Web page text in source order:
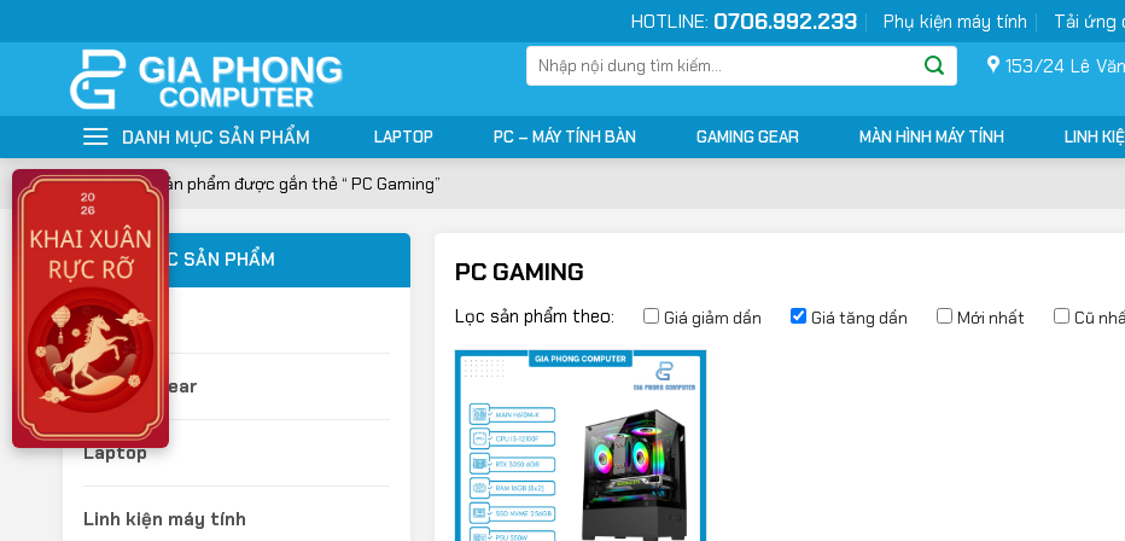
qua
HOTLINE: 0706.992.233 Phụ kiện máy tính Tải ứng
Tìm
kiếm:
153/24 Lê
DANH MỤC SẢN PHẨM LAPTOP PC – MÁY TÍNH BÀN GAMING GEAR MÀN HÌNH MÁY TÍNH LINH
Trang chủ»Sản phẩm được gắn thẻ “ PC Gaming”
DANH MỤC SẢN PHẨM
Camera
Gaming Gear
Laptop
Linh kiện máy tính
PC GAMING
Lọc sản phẩm theo: Giá giảm dần Giá tăng dần Mới nhất Cũ